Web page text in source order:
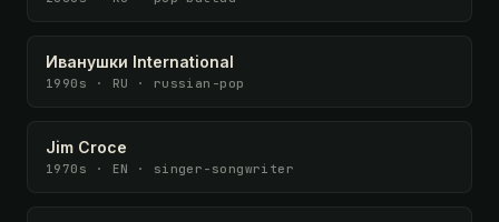
Иванушки International
1990s · RU · russian-pop
Jim Croce
1970s · EN · singer-songwriter